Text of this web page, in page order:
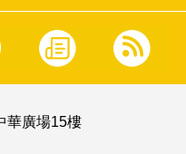
華廣場15樓